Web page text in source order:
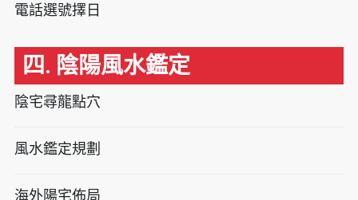
電話選號擇日
四. 陰陽風水鑑定
陰宅尋龍點穴
風水鑑定規劃
海外陽宅佈局